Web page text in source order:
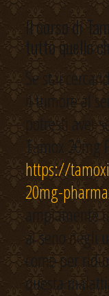
Il corso di
tutto quello
Se stai
il tumore al
potresti aver
Tamox 20mg
https://
20mg-
ampiamente
al seno negli
come per
questa